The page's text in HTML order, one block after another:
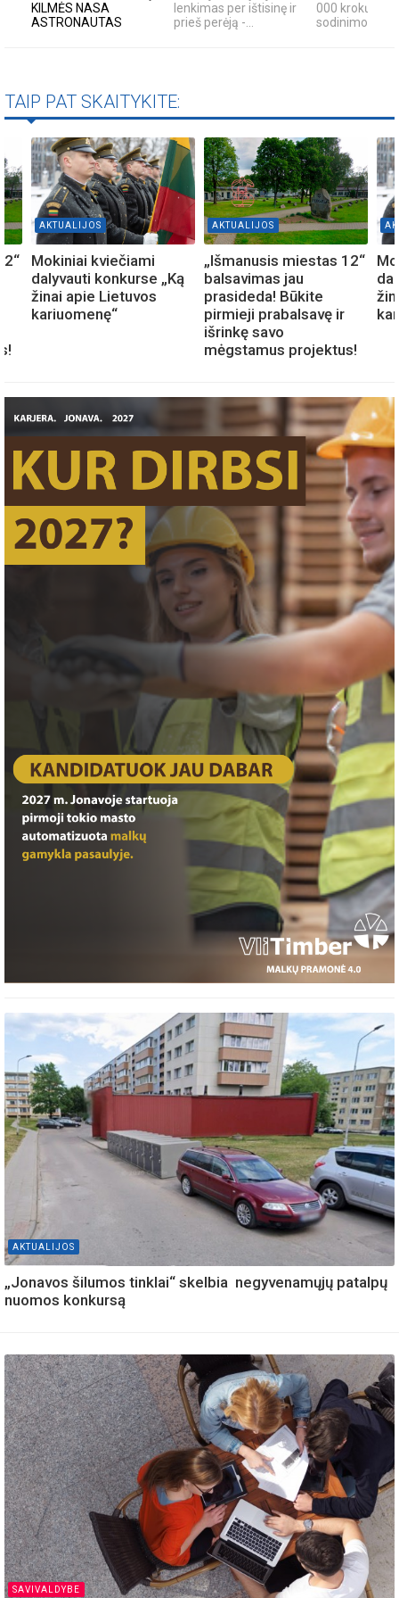
KILMĖS NASA
ASTRONAUTAS
lenkimas per ištisinę ir
prieš perėją -...
000 krokų
sodinimo
TAIP PAT SKAITYKITE:
AKTUALIJOS
Mokiniai kviečiami
dalyvauti konkurse „Ką
žinai apie Lietuvos
kariuomenę“
AKTUALIJOS
„Išmanusis miestas 12“
balsavimas jau
prasideda! Būkite
pirmieji prabalsavę ir
išrinkę savo
mėgstamus projektus!
AKTUALIJOS
„Jonavos šilumos tinklai“ skelbia negyvenamųjų patalpų
nuomos konkursą
SAVIVALDYBE